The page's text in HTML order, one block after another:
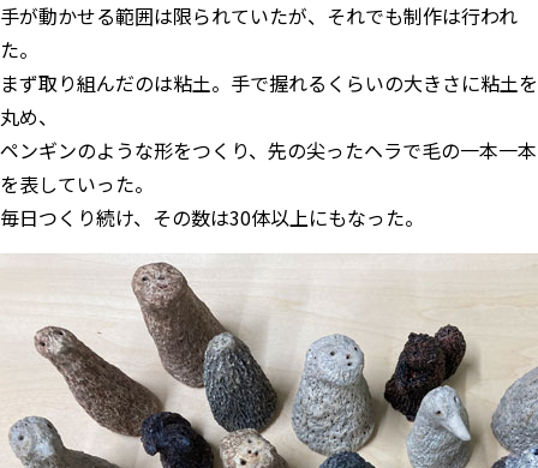
手が動かせる範囲は限られていたが、それでも制作は行われ
た。
まず取り組んだのは粘土。手で握れるくらいの大きさに粘土を
丸め、
ペンギンのような形をつくり、先の尖ったヘラで毛の一本一本
を表していった。
毎日つくり続け、その数は30体以上にもなった。